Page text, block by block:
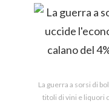
La guerra a sorsi di
titoli di vini e liquori